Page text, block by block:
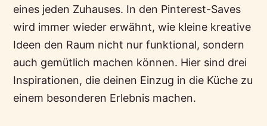
eines jeden Zuhauses. In den Pinterest-Saves
wird immer wieder erwähnt, wie kleine kreative
Ideen den Raum nicht nur funktional, sondern
auch gemütlich machen können. Hier sind drei
Inspirationen, die deinen Einzug in die Küche zu
einem besonderen Erlebnis machen.